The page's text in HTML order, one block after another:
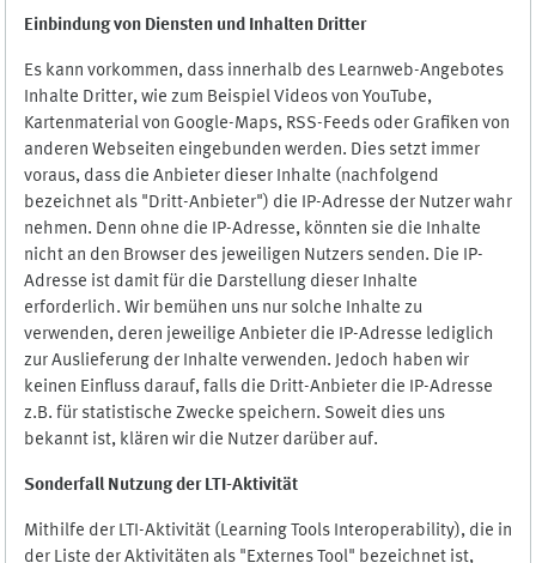
Einbindung von Diensten und Inhalten Dritter
Es kann vorkommen, dass innerhalb des Learnweb-Angebotes
Inhalte Dritter, wie zum Beispiel Videos von YouTube,
Kartenmaterial von Google-Maps, RSS-Feeds oder Grafiken von
anderen Webseiten eingebunden werden. Dies setzt immer
voraus, dass die Anbieter dieser Inhalte (nachfolgend
bezeichnet als "Dritt-Anbieter") die IP-Adresse der Nutzer wahr
nehmen. Denn ohne die IP-Adresse, könnten sie die Inhalte
nicht an den Browser des jeweiligen Nutzers senden. Die IP-
Adresse ist damit für die Darstellung dieser Inhalte
erforderlich. Wir bemühen uns nur solche Inhalte zu
verwenden, deren jeweilige Anbieter die IP-Adresse lediglich
zur Auslieferung der Inhalte verwenden. Jedoch haben wir
keinen Einfluss darauf, falls die Dritt-Anbieter die IP-Adresse
z.B. für statistische Zwecke speichern. Soweit dies uns
bekannt ist, klären wir die Nutzer darüber auf.
Sonderfall Nutzung der LTI-Aktivität
Mithilfe der LTI-Aktivität (Learning Tools Interoperability), die in
der Liste der Aktivitäten als "Externes Tool" bezeichnet ist,